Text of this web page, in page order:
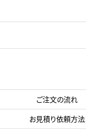
ご注文の流れ
お見積り依頼方法